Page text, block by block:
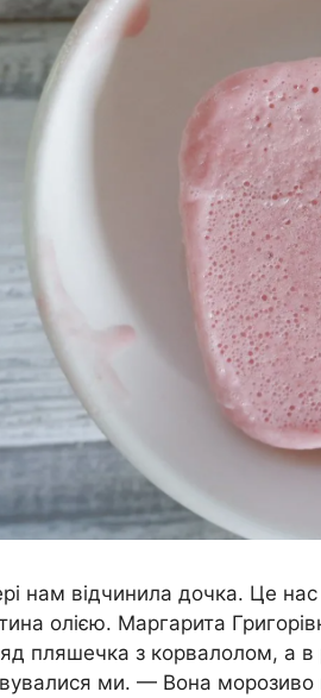
нам відчинила дочка. Це
олією. Маргарита
пляшечка з корвалолом, а
ми. — Вона морозиво